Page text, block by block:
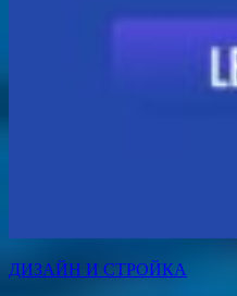
ДИЗАЙН И СТРОЙКА